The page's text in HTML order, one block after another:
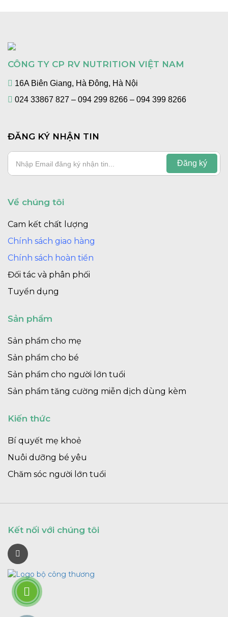
CÔNG TY CP RV NUTRITION VIỆT NAM
16A Biên Giang, Hà Đông, Hà Nội
024 33867 827 – 094 299 8266 – 094 399 8266
ĐĂNG KÝ NHẬN TIN
Về chúng tôi
Cam kết chất lượng
Chính sách giao hàng
Chính sách hoàn tiền
Đối tác và phân phối
Tuyển dụng
Sản phẩm
Sản phẩm cho mẹ
Sản phẩm cho bé
Sản phẩm cho người lớn tuổi
Sản phẩm tăng cường miễn dịch dùng kèm
Kiến thức
Bí quyết mẹ khoẻ
Nuôi dưỡng bé yêu
Chăm sóc người lớn tuổi
Kết nối với chúng tôi